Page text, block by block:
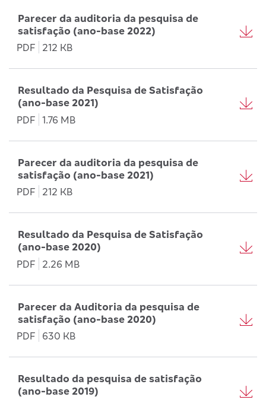
Parecer da auditoria da pesquisa de
satisfação (ano-base 2022)
PDF
212 KB
Resultado da Pesquisa de Satisfação
(ano-base 2021)
PDF 1.76 MB
Parecer da auditoria da pesquisa de
satisfação (ano-base 2021)
PDF
212 KB
Resultado da Pesquisa de Satisfação
(ano-base 2020)
PDF
2.26 MB
Parecer da Auditoria da pesquisa de
satisfação (ano-base 2020)
PDF
630 KB
Resultado da pesquisa de satisfação
(ano-base 2019)